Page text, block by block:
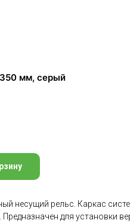
мм, серый
несущий рельс. Каркас
Предназначен для установки